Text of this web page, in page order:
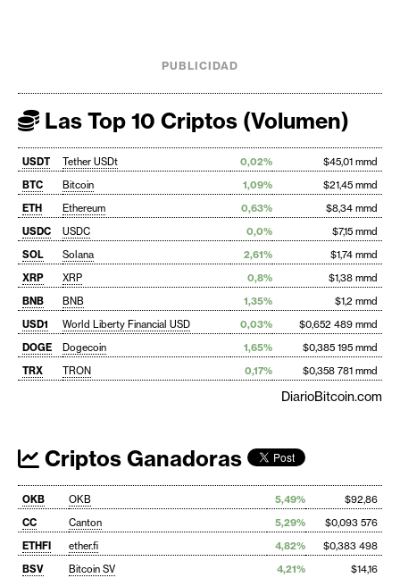
PUBLICIDAD
Las Top 10 Criptos (Volumen)
USDT Tether USDt 0,02%
$45,01 mmd
BTC
Bitcoin 1,09%
$21,45 mmd
ETH
Ethereum 0,63%
$8,34 mmd
USDC
USDC 0,0%
$7,15 mmd
SOL
Solana 2,61%
$1,74 mmd
XRP
XRP 0,8%
$1,38 mmd
BNB
BNB 1,35%
$1,2 mmd
USD1
World Liberty Financial USD 0,03%
$0,652 489 mmd
DOGE
Dogecoin 1,65%
$0,385 195 mmd
TRX
TRON 0,17% $0,358 781 mmd
DiarioBitcoin.com
Criptos Ganadoras
OKB OKB 5,49%
$92,86
CC
Canton 5,29%
$0,093 576
ETHFI
ether.fi 4,82%
$0,383 498
BSV
Bitcoin SV 4,21%
$14,16